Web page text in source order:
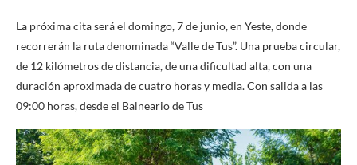
La próxima cita será el domingo, 7 de junio, en Yeste, donde
recorrerán la ruta denominada “Valle de Tus”. Una prueba circular,
de 12 kilómetros de distancia, de una dificultad alta, con una
duración aproximada de cuatro horas y media. Con salida a las
09:00 horas, desde el Balneario de Tus